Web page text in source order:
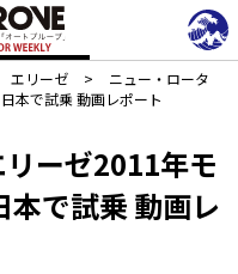
エリーゼ >
ニュー・ロータ
本で試乗 動画レポート
ーゼ2011年モ
本で試乗 動画レ